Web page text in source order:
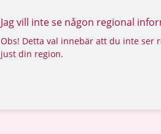
Jag vill inte se någon regional
Obs! Detta val innebär att du inte ser
just din region.